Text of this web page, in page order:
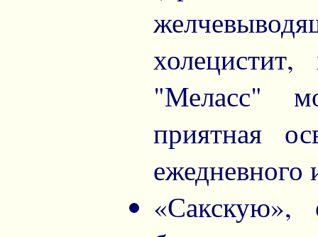
"Меласс"
приятная
ежедневного
«Сакскую»,